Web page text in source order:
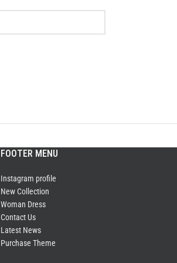
FOOTER MENU
Instagram profile
New Collection
Woman Dress
Contact Us
Latest News
Purchase Theme